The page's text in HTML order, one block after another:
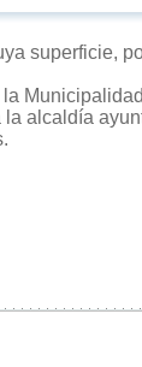
superficie,
alcaldía